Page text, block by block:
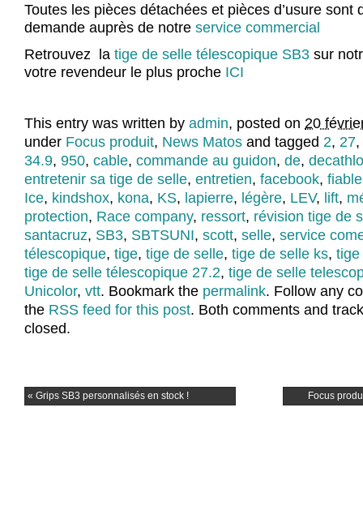
Toutes les pièces détachées et pièces d’usure sont
demande auprès de notre service commercial
Retrouvez la tige de selle télescopique SB3 sur
votre revendeur le plus proche ICI
This entry was written by admin, posted on 20
under Focus produit, News Matos and tagged 2, 27,
34.9, 950, cable, commande au guidon, de,
entretenir sa tige de selle, entretien, facebook, fiable
Ice, kindshox, kona, KS, lapierre, légère, LEV, lift,
protection, Race company, ressort, révision tige de
santacruz, SB3, SBTSUNI, scott, selle, service
télescopique, tige, tige de selle, tige de selle ks, tige
tige de selle télescopique 27.2, tige de selle
Unicolor, vtt. Bookmark the permalink. Follow any
the RSS feed for this post. Both comments and
closed.
« Grips SB3 personnalisés en stock ! Focus